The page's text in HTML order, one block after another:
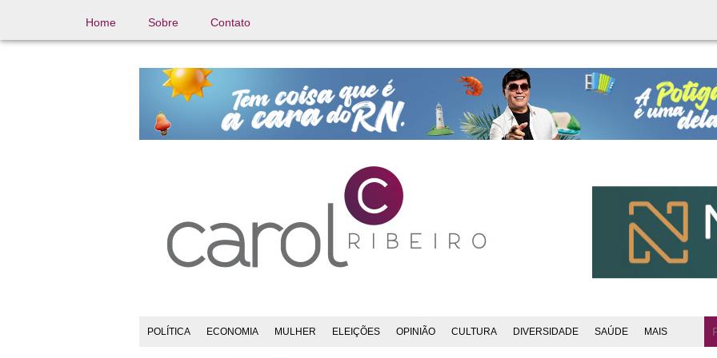
Home Sobre Contato
POLÍTICA ECONOMIA MULHER ELEIÇÕES OPINIÃO CULTURA DIVERSIDADE SAÚDE MAIS